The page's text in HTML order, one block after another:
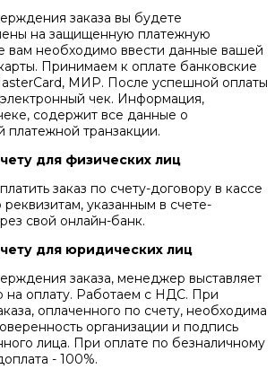
заказа вы будете
на защищенную платежную
вам необходимо ввести данные вашей
Принимаем к оплате банковские
МИР. После успешной оплаты
чек. Информация,
содержит все данные о
платежной транзакции.
для физических лиц
заказ по счету-договору в кассе
указанным в счете-
свой онлайн-банк.
для юридических лиц
заказа, менеджер выставляет
на оплату. Работаем с НДС. При
оплаченного по счету, необходима
организации и подпись
лица. При оплате по безналичному
- 100%.